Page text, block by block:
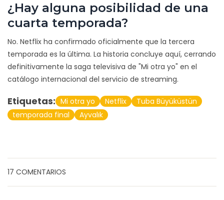
¿Hay alguna posibilidad de una
cuarta temporada?
No. Netflix ha confirmado oficialmente que la tercera
temporada es la última. La historia concluye aquí, cerrando
definitivamente la saga televisiva de "Mi otra yo" en el
catálogo internacional del servicio de streaming.
Etiquetas: Mi otra yo Netflix
Tuba Büyüküstün
temporada final
Ayvalık
17 COMENTARIOS